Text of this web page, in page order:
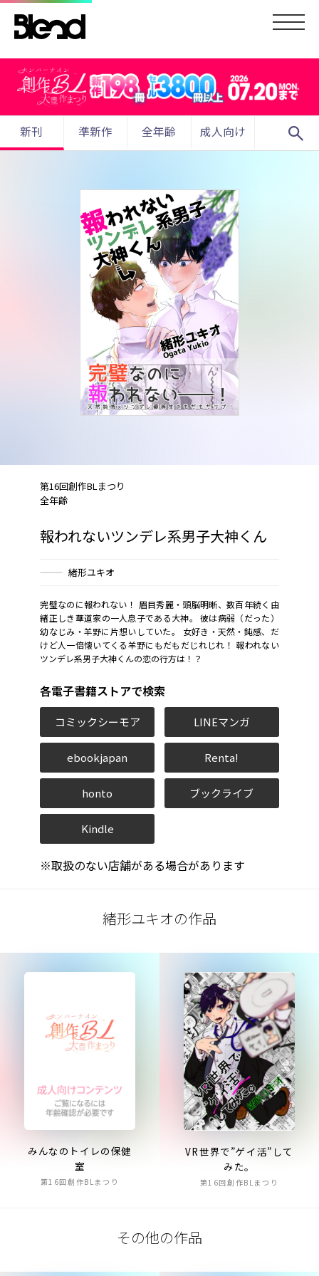
新刊 準新作 全年齢 成人向け search
第16回創作BLまつり
全年齢
報われないツンデレ系男子大神くん
緒形ユキオ
完璧なのに報われない――！ 眉目秀麗・頭脳明晰、数百年続く由
緒正しき華道家の一人息子である大神。 彼は病弱（だった）
幼なじみ・羊野に片想いしていた――。 女好き・天然・鈍感、だ
けど人一倍懐いてくる羊野にもだもだじれじれ！ 報われない
ツンデレ系男子大神くんの恋の行方は――！？
各電子書籍ストアで検索
コミックシーモア LINEマンガ
ebookjapan Renta!
honto ブックライブ
Kindle
※取扱のない店舗がある場合があります
緒形ユキオの作品
みんなのトイレの保健
室
第16回創作BLまつり
VR世界で”ゲイ活”して
みた。
第16回創作BLまつり
その他の作品